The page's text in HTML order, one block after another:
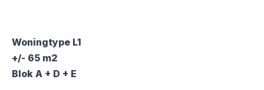
Woningtype L1
+/- 65 m2
Blok A + D + E